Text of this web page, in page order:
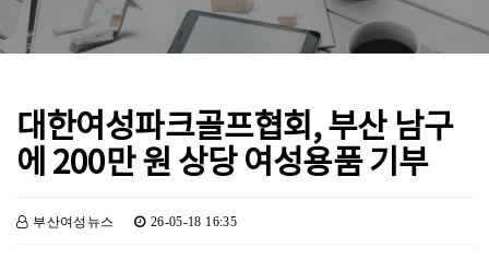
대한여성파크골프협회, 부산 남구
에 200만 원 상당 여성용품 기부
부산여성뉴스 26-05-18 16:35